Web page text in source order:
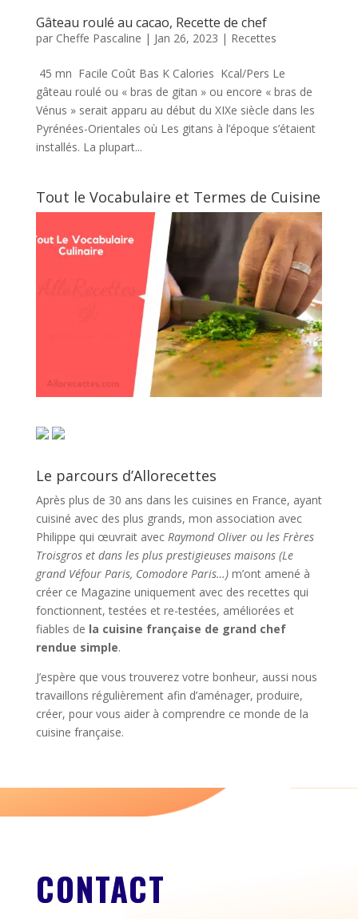
Gâteau roulé au cacao, Recette de chef
par Cheffe Pascaline | Jan 26, 2023 | Recettes
45 mn Facile Coût Bas K Calories Kcal/Pers Le
gâteau roulé ou « bras de gitan » ou encore « bras de
Vénus » serait apparu au début du XIXe siècle dans les
Pyrénées-Orientales où Les gitans à l’époque s’étaient
installés. La plupart...
Tout le Vocabulaire et Termes de Cuisine
Le parcours d’Allorecettes
Après plus de 30 ans dans les cuisines en France, ayant
cuisiné avec des plus grands, mon association avec
Philippe qui œuvrait avec Raymond Oliver ou les Frères
Troisgros et dans les plus prestigieuses maisons (Le
grand Véfour Paris, Comodore Paris…)m’ont amené à
créer ce Magazine uniquement avec des recettes qui
fonctionnent, testées et re-testées, améliorées et
fiables de la cuisine française de grand chef
rendue simple.
J’espère que vous trouverez votre bonheur, aussi nous
travaillons régulièrement afin d’aménager, produire,
créer, pour vous aider à comprendre ce monde de la
cuisine française.
CONTACT